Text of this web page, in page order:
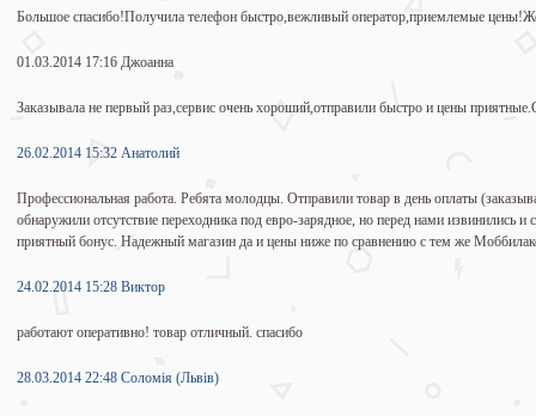
Большое спасибо!Получила телефон быстро,вежливый оператор,приемлемые
01.03.2014 17:16 Джоанна
Заказывала не первый раз,сервис очень хороший,отправили быстро и цены
26.02.2014 15:32 Анатолий
Профессиональная работа. Ребята молодцы. Отправили товар в день оплаты
обнаружили отсутствие переходника под евро-зарядное, но перед нами извинились и
приятный бонус. Надежный магазин да и цены ниже по сравнению с тем же
24.02.2014 15:28 Виктор
работают оперативно! товар отличный. спасибо
28.03.2014 22:48 Соломія (Львів)